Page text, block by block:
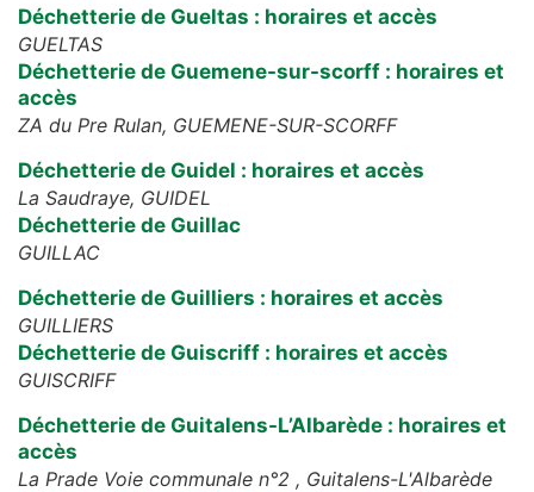
Déchetterie de Gueltas : horaires et accès
GUELTAS
Déchetterie de Guemene-sur-scorff : horaires et
accès
ZA du Pre Rulan, GUEMENE-SUR-SCORFF
Déchetterie de Guidel : horaires et accès
La Saudraye, GUIDEL
Déchetterie de Guillac
GUILLAC
Déchetterie de Guilliers : horaires et accès
GUILLIERS
Déchetterie de Guiscriff : horaires et accès
GUISCRIFF
Déchetterie de Guitalens-L’Albarède : horaires et
accès
La Prade Voie communale n°2 , Guitalens-L'Albarède